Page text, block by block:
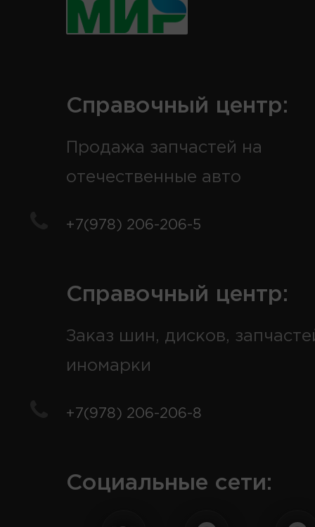
Справочный центр:
Продажа запчастей на
отечественные авто
+7(978) 206-206-5
Справочный центр:
Заказ шин, дисков,
иномарки
+7(978) 206-206-8
Социальные сети: